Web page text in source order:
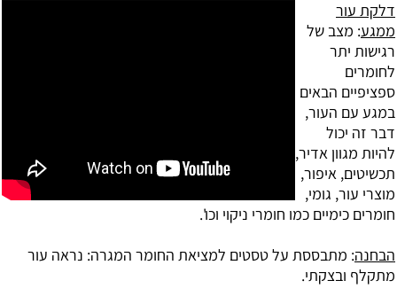
דלקת עור
ממגע: מצב של
רגישות יתר
לחומרים
ספציפיים הבאים
במגע עם העור,
דבר זה יכול
להיות מגוון אדיר,
תכשיטים, איפור,
מוצרי עור, גומי,
חומרים כימיים כמו חומרי ניקוי וכו'.
הבחנה: מתבססת על טסטים למציאת החומר המגרה: נראה עור
מתקלף ובצקתי.